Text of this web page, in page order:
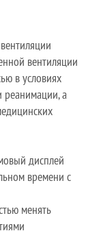
вентиляции
в условиях
реанимации, а
дисплей
времени с
менять